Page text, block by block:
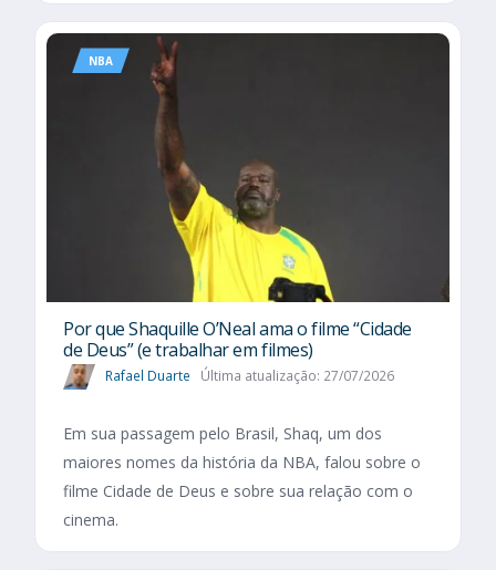
NBA
Por que Shaquille O’Neal ama o filme “Cidade
de Deus” (e trabalhar em filmes)
Rafael Duarte Última atualização: 27/07/2026
Em sua passagem pelo Brasil, Shaq, um dos
maiores nomes da história da NBA, falou sobre o
filme Cidade de Deus e sobre sua relação com o
cinema.